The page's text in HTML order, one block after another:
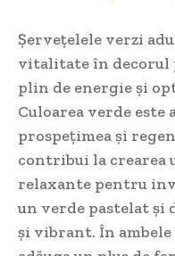
Șervețelele verzi
vitalitate în decorul
plin de energie și
Culoarea verde este
prospețimea și
contribui la crearea
relaxante pentru
un verde pastelat și
și vibrant. În